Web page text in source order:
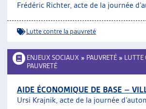
Frédéric Richter, acte de la journée
Lutte contre la pauvreté
ENJEUX SOCIAUX » PAUVRETÉ » LUTTE
PAUVRETÉ
AIDE ÉCONOMIQUE DE BASE –
Ursi Krajnik, acte de la journée